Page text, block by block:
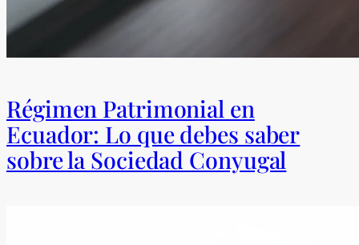
Régimen Patrimonial en
Ecuador: Lo que debes saber
sobre la Sociedad Conyugal